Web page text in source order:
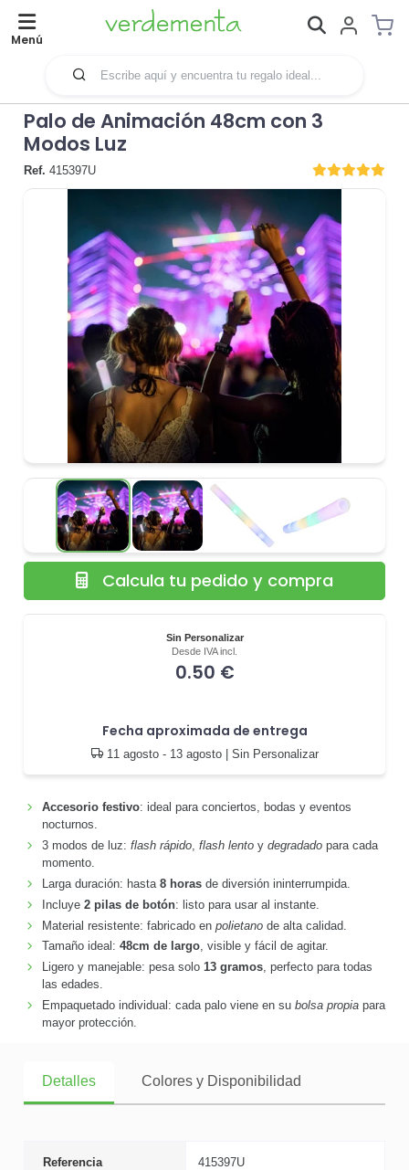
Menú
Palo de Animación 48cm con 3
Modos Luz
Ref. 415397U
Sin Personalizar
Desde IVA incl.
0.50 €
Fecha aproximada de entrega
11 agosto - 13 agosto| Sin Personalizar
Calcula tu pedido y compra
Accesorio festivo: ideal para conciertos, bodas y eventos
nocturnos.
3 modos de luz: flash rápido, flash lentoy degradadopara cada
momento.
Larga duración: hasta 8 horasde diversión ininterrumpida.
Incluye 2 pilas de botón: listo para usar al instante.
Material resistente: fabricado en polietanode alta calidad.
Tamaño ideal: 48cm de largo, visible y fácil de agitar.
Ligero y manejable: pesa solo 13 gramos, perfecto para todas
las edades.
Empaquetado individual: cada palo viene en su bolsa propiapara
mayor protección.
Detalles Colores y Disponibilidad
Referencia 415397U